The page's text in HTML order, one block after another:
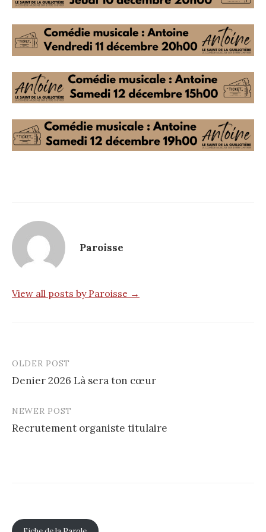
Paroisse
View all posts by Paroisse →
Post
navigation
OLDER POST
Denier 2026 Là sera ton cœur
NEWER POST
Recrutement organiste titulaire